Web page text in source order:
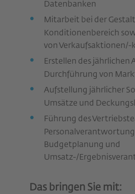
Datenbanken
Mitarbeit bei der
Konditionenbereich
von Verkaufsaktionen/-
Erstellen des jährlichen
Durchführung von
Aufstellung jährlicher
Umsätze und
Führung des
Budgetplanung und
Umsatz-/
Das bringen Sie mit: